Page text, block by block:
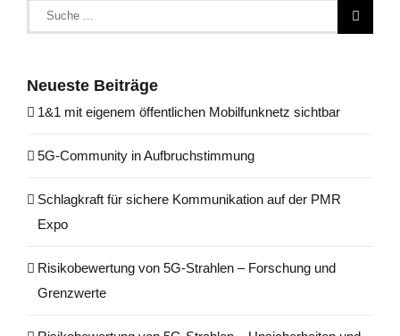
Suche
nach:
Neueste Beiträge
1&1 mit eigenem öffentlichen Mobilfunknetz sichtbar
5G-Community in Aufbruchstimmung
Schlagkraft für sichere Kommunikation auf der PMR
Expo
Risikobewertung von 5G-Strahlen – Forschung und
Grenzwerte